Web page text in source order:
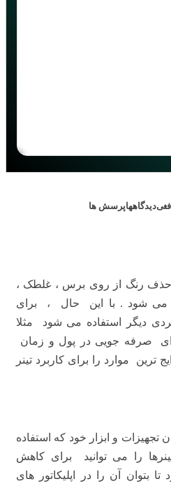
دیدگاههاپرسش ها
حذف رنگ از روی برس ، غلطک ،
می شود . با این حال ، برای
دیگر استفاده می شود مثلا
صرفه جویی در پول و زمان
موارد را برای کاربرد تینر
تجهیزات و ابزار خود که استفاده
را می توانید برای کاهش
بتوان آن را در اپلیکاتور های